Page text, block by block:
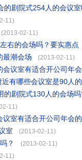
的剧院式254人的会议
11)
(2013-02-11)
右的会场吗？要实惠点
最潮会场
(2013-02-11)
议室有适合开公司年
有哪些会议室是90人
的剧院式130人的会场
11)
室有适合开公司年会
室
(2013-02-11)
？ (2013-02-11)
11)